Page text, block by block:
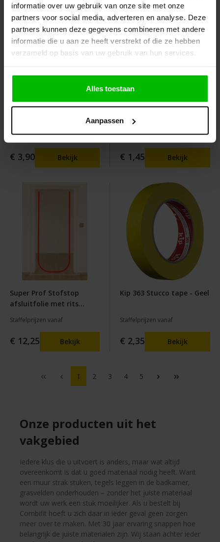
informatie over uw gebruik van onze site met onze
partners voor social media, adverteren en analyse. Deze
partners kunnen deze gegevens combineren met andere
informatie die u aan ze heeft verstrekt of die ze hebben
verzameld op basis van uw gebruik van hun services.
Alles toestaan
Aanpassen
Anza pro maxi micmex
Staffelprijzen vanaf
€ 3,90 Bekijk
Deltec maskeertape 60
Staffelprijzen vanaf
€ 1,45 Bekijk
Super Prof Stofstop
afsluitfolie met rits
Staffelprijzen vanaf
€ 12,25 Bekijk
Kip 363 Stucco tape - Geel
Staffelprijzen vanaf
€ 2,35 Bekijk
1 2 3 4 5
Onze producten uit het
vakgebied
Iedere klus die u uitvoert is anders, maar wat altijd
overeenkomt is dat u goed materiaal nodig heeft. Want
een muur strak stuken, tegels leggen in de badkamer,
grasvelden onderhouden – zonder het juiste materiaal
wordt uw werk een stuk moeilijker. Als u bestelt bij
Combifit hoeft u zich daar in ieder geval geen zorgen
meer over te maken. Met 30 jaar ervaring snappen hoe
belangrijk de juiste materialen zijn. Wij staan achter ieder